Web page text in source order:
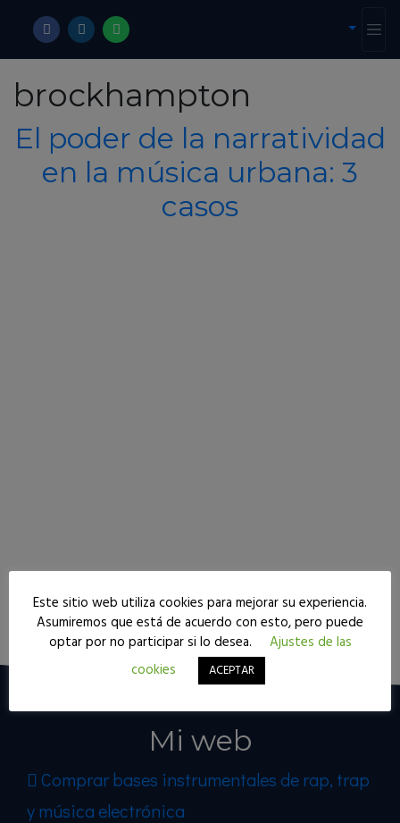
brockhampton
El poder de la narratividad
en la música urbana: 3
casos
Seguir leyendo
Mi web
Comprar bases instrumentales de rap, trap
y música electrónica
Este sitio web utiliza cookies para mejorar su experiencia.
Asumiremos que está de acuerdo con esto, pero puede
optar por no participar si lo desea.
Ajustes de las
cookies
ACEPTAR